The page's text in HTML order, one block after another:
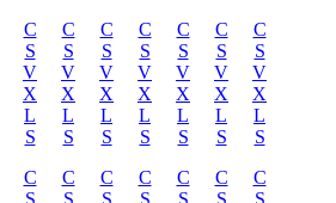
C
S
V
X
L
S
C
S
V
X
L
S
C
S
V
X
L
S
C
S
V
X
L
S
C
S
V
X
L
S
C
S
V
X
L
S
C
S
V
X
L
S
C
S
C
S
C
S
C
S
C
S
C
S
C
S